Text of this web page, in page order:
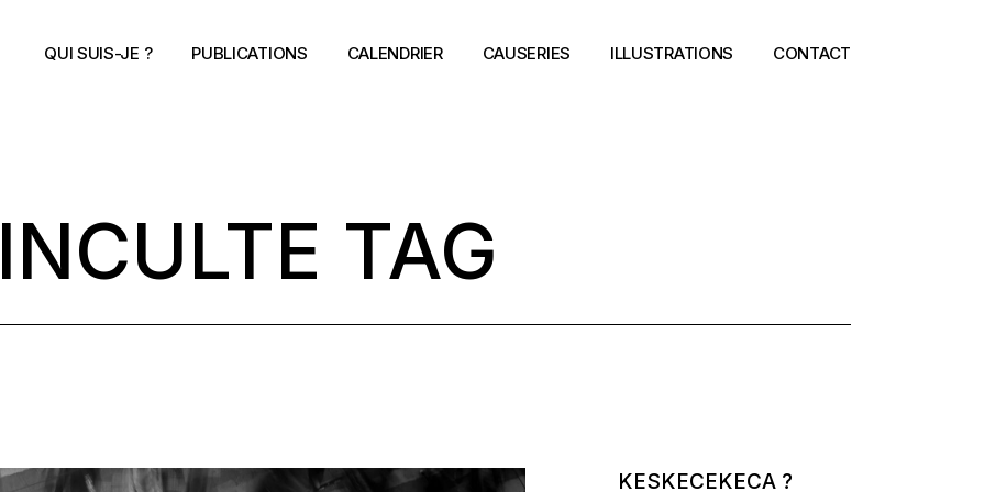
QUI SUIS-JE ? PUBLICATIONS CALENDRIER CAUSERIES ILLUSTRATIONS CONTACT
INCULTE TAG
KESKECEKECA ?